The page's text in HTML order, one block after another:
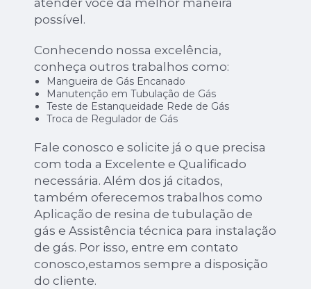
atender você da melhor maneira
possível.
Conhecendo nossa excelência,
conheça outros trabalhos como:
Mangueira de Gás Encanado
Manutenção em Tubulação de Gás
Teste de Estanqueidade Rede de Gás
Troca de Regulador de Gás
Fale conosco e solicite já o que precisa
com toda a Excelente e Qualificado
necessária. Além dos já citados,
também oferecemos trabalhos como
Aplicação de resina de tubulação de
gás e Assistência técnica para instalação
de gás. Por isso, entre em contato
conosco,estamos sempre a disposição
do cliente.